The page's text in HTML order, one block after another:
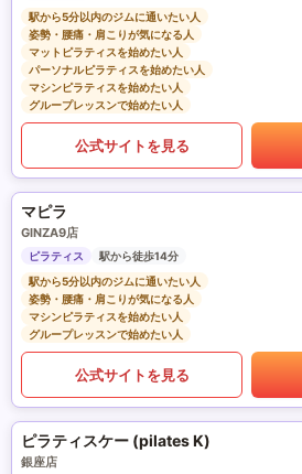
駅から5分以内のジムに通いたい人
姿勢・腰痛・肩こりが気になる人
マットピラティスを始めたい人
パーソナルピラティスを始めたい人
マシンピラティスを始めたい人
グループレッスンで始めたい人
公式サイトを見る
マピラ
GINZA9店
ピラティス
駅から徒歩14分
駅から5分以内のジムに通いたい人
姿勢・腰痛・肩こりが気になる人
マシンピラティスを始めたい人
グループレッスンで始めたい人
公式サイトを見る
ピラティスケー (pilates K)
銀座店